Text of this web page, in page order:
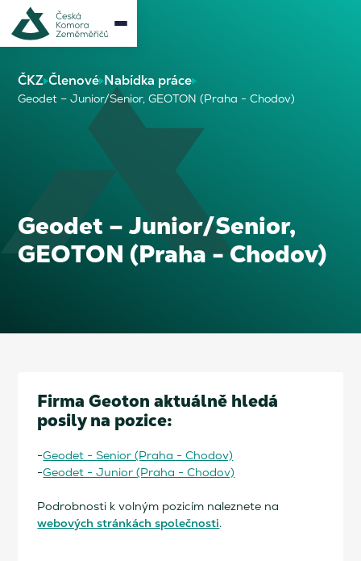
ČKZ Členové Nabídka práce
Geodet – Junior/Senior, GEOTON (Praha - Chodov)
Geodet – Junior/Senior,
GEOTON (Praha - Chodov)
Firma Geoton aktuálně hledá
posily na pozice:
-Geodet - Senior (Praha - Chodov)
-Geodet - Junior (Praha - Chodov)
Podrobnosti k volným pozicím naleznete na
webových stránkách společnosti.